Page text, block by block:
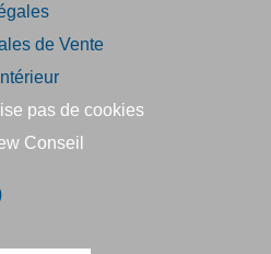
de Vente
pas de cookies
Conseil